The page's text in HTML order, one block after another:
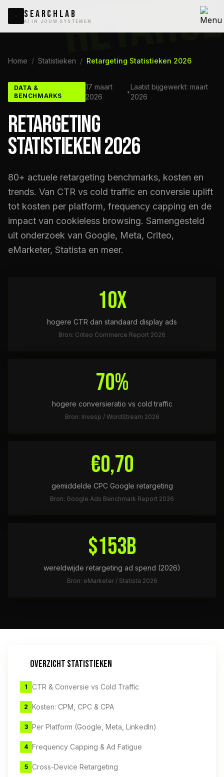
SEARCHLAB
AI IN JOUW SYSTEMEN
Home / Statistieken / Retargeting Statistieken 2026
DATA &
BENCHMARKS
17 maart
2026
•
Laatst bijgewerkt: maart
2026
RETARGETING
STATISTIEKEN 2026
80+ actuele retargeting benchmarks, kosten en
trends. Van CTR vs cold traffic en conversie uplift
tot kosten per platform, frequency capping en de
impact van cookieless browsing. Samengesteld
uit onderzoek van Google, Meta, Criteo,
eMarketer, Statista en meer.
10x
hogere CTR dan standaard display ads
Bron: Criteo Commerce Report 2026
70%
hogere conversieratio vs cold traffic
Bron: Invesp / WordStream 2026
€0,70
gemiddelde CPC Google retargeting
Bron: Google Ads Benchmark Report 2026
$153B
wereldwijde retargeting ad spend (2026)
Bron: eMarketer / Statista 2026
OVERZICHT STATISTIEKEN
1 CTR & Conversie vs Cold Traffic
2 Kosten: CPM, CPC & CPA
3 Per Platform (Google, Meta, LinkedIn)
4 Frequency Capping & Ad Fatigue
5 Cross-Device Retargeting